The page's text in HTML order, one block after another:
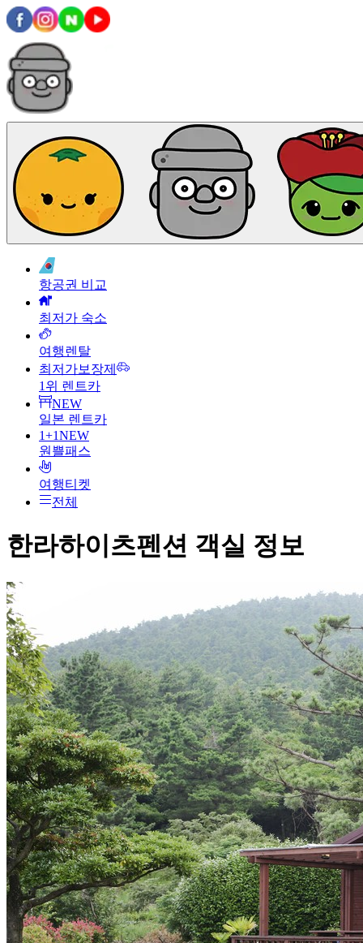
항공권 비교
최저가 숙소
여행렌탈
최저가보장제
1위 렌트카
NEW
일본 렌트카
1+1NEW
원쁠패스
여행티켓
전체
한라하이츠펜션 객실 정보